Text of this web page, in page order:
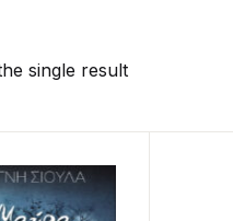
single result